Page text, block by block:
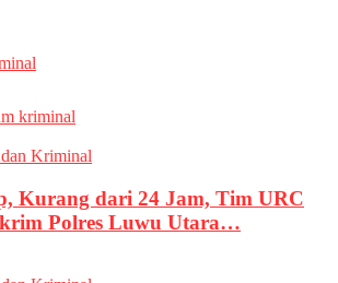
kriminal
Kriminal
Kurang dari 24 Jam, Tim URC
Polres Luwu Utara…